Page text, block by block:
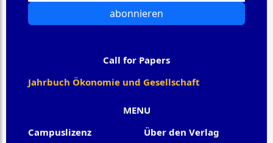
MENU
Campuslizenz
Über den Verlag
abonnieren
Call for Papers
Jahrbuch Ökonomie und Gesellschaft